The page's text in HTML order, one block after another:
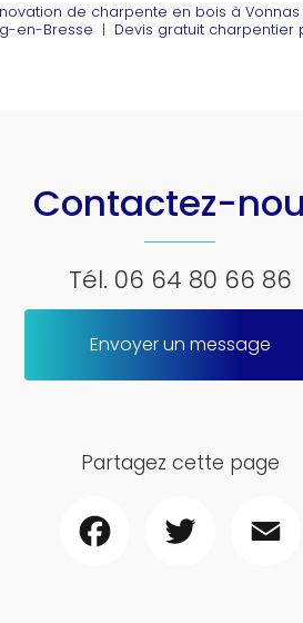
de charpente en bois à Vonnas
en-Bresse | Devis gratuit
Contactez-
Tél. 06 64 80 66 86
Envoyer un message
Partagez cette page